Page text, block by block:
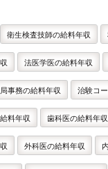
衛生検査技師の給料年収
収 法医学医の給料年収
局事務の給料年収 治験コ
給料年収 歯科医の給料年収
収 外科医の給料年収